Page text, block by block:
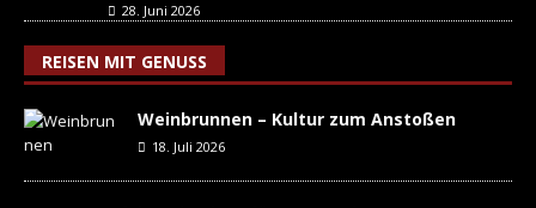
28. Juni 2026
REISEN MIT GENUSS
Weinbrunnen – Kultur zum Anstoßen
18. Juli 2026